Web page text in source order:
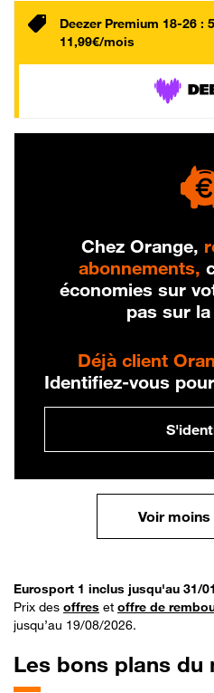
Deezer Premium 18-26 :
11,99€/mois
Chez Orange,
abonnements,
économies sur
pas sur
Déjà client
Identifiez-vous
Voir
Eurosport 1 inclus jusqu'au 31/
Prix des offres et offre de
jusqu’au 19/08/2026.
Les bons plans du